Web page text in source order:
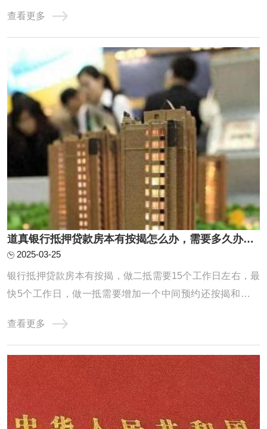
用于债务人遇到经济困难，暂时无法偿还欠款时的一种临时
措施，目的是帮助债务人减轻经济负担，以便能在一定期限
内恢复还款能力。停息挂账的办理有一定的程 ...
查看更多
道真银行抵押贷款房本有按揭怎么办，需要多久办下来？
2025-03-25
银行抵押贷款房本有按揭，做二抵需要15个工作日左右，最
快5个工作日，做一抵需要增加一个中间预约还按揭和解压
也就是从还款到解压完需要花费一周时间，所以总共就是需
要20个工作日左右能放款。一抵具体操作流程梳理：预约提
前还款，一般需要提前半个月左右预约，特殊 ...
查看更多